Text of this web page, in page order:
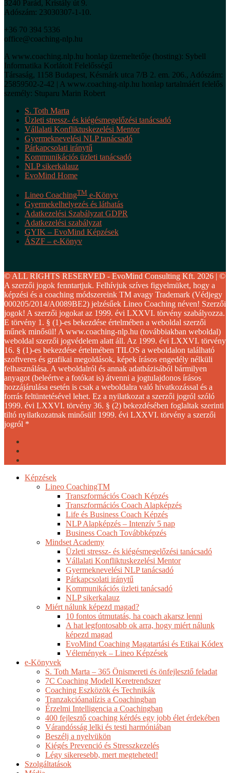
3240 Parád, Kristály út 9.
Adószám: 23030307-1-10.
+36 70 394 5336
office@coaching-nlp.hu
A www.coaching.nlp.hu honlap üzemeltetője (hosting): Sybell
Informatika Korlátolt Felelősségű
Társaság, 1158 Budapest, Késmárk utca 7/B 2. em. 206., Adószám:
25859502-2-42 | A www.coaching-nlp.hu honlap tartalmáért felelős
személy: Stuparu Marin Robert
S. Toth Marta
Üzleti stressz- és kiégésmegelőzési tanácsadó
Vállalati Konfliktuskezelési Mentor
Gyermeknevelési NLP tanácsadó
Párkapcsolati iránytű
Kommunikációs üzleti tanácsadó
NLP sikerkalauz
EvoMind Home
Lineo CoachingTM e-Könyv
Gyermekelhelyezés és láthatás
Adatkezelési Szabályzat GDPR
Adatkezelési szabályzat
GYIK – EvoMind Képzések
ÁSZF – e-Könyv
© ALL RIGHTS RESERVED - EvoMind Consulting Kft. 2026 | ©
A szerzői jogok fenntartjuk. Felhívjuk szíves figyelmüket, hogy a
képzési és a coaching módszereink TM avagy Trademark (Védjegy
000205/2014/A0089BE2) jelzésűek Lineo Coaching néven! Szerzői
jogok! A szerzői jogokat az 1999. évi LXXVI. törvény szabályozza.
E törvény 1. § (1)-es bekezdése értelmében a weboldal szerzői
műnek minősül! A www.coaching-nlp.hu (továbbiakban weboldal)
weboldal szerzői jogvédelem alatt áll. Az 1999. évi LXXVI. törvény
16. § (1)-es bekezdése értelmében TILOS a weboldalon található
szoftveres és grafikai megoldások, képek írásos engedély nélküli
felhasználása. A weboldalról és annak adatbázisából bármilyen
anyagot (beleértve a fotókat is) átvenni a jogtulajdonos írásos
hozzájárulása esetén is csak a weboldalra való hivatkozással és a
forrás feltüntetésével lehet. Ez a nyilatkozat a szerzői jogról szóló
1999. évi LXXVI. törvény 36. § (2) bekezdésében foglaltak szerinti
tiltó nyilatkozatnak minősül! 1999. évi LXXVI. törvény a szerzői
jogról *
Close
Képzések
Lineo CoachingTM
Transzformációs Coach Képzés
Transzformációs Coach Alapképzés
Life és Business Coach Képzés
NLP Alapképzés – Intenzív 5 nap
Business Coach Továbbképzés
Mindset Academy
Üzleti stressz- és kiégésmegelőzési tanácsadó
Vállalati Konfliktuskezelési Mentor
Gyermeknevelési NLP tanácsadó
Párkapcsolati iránytű
Kommunikációs üzleti tanácsadó
NLP sikerkalauz
Miért nálunk képezd magad?
10 fontos útmutatás, ha coach akarsz lenni
A hat legfontosabb ok arra, hogy miért nálunk
képezd magad
EvoMind Coaching Magatartási és Etikai Kódex
Vélemények – Lineo Képzések
e-Könyvek
S. Toth Marta – 365 Önismereti és önfejlesztő feladat
7C Coaching Modell Keretrendszer
Coaching Eszközök és Technikák
Tranzakcióanalízis a Coachingban
Érzelmi Intelligencia a Coachingban
400 fejlesztő coaching kérdés egy jobb élet érdekében
Várandósság lelki és testi harmóniában
Beszélj a nyelvükön
Kiégés Prevenció és Stresszkezelés
Légy sikeresebb, mert megteheted!
Szolgáltatások